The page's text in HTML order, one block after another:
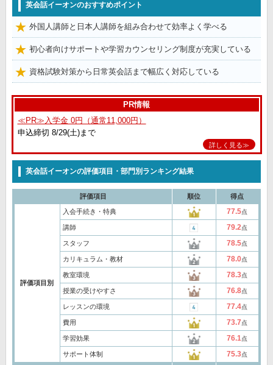
英会話イーオンのおすすめポイント
外国人講師と日本人講師を組み合わせて効率よく学べる
初心者向けサポートや学習カウンセリング制度が充実している
資格試験対策から日常英会話まで幅広く対応している
PR情報
≪PR≫入学金 0円（通常11,000円）
申込締切 8/29(土)まで
詳しく見る≫
英会話イーオンの評価項目・部門別ランキング結果
評価項目 順位 得点
評価項目別
入会手続き・特典 77.5点
講師 79.2点
スタッフ 78.5点
カリキュラム・教材 78.0点
教室環境 78.3点
授業の受けやすさ 76.8点
レッスンの環境 77.4点
費用 73.7点
学習効果 76.1点
サポート体制 75.3点